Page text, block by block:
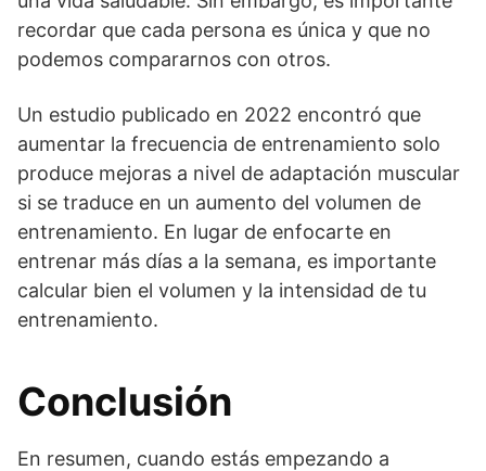
recordar que cada persona es única y que no
podemos compararnos con otros.
Un estudio publicado en 2022 encontró que
aumentar la frecuencia de entrenamiento solo
produce mejoras a nivel de adaptación muscular
si se traduce en un aumento del volumen de
entrenamiento. En lugar de enfocarte en
entrenar más días a la semana, es importante
calcular bien el volumen y la intensidad de tu
entrenamiento.
Conclusión
En resumen, cuando estás empezando a